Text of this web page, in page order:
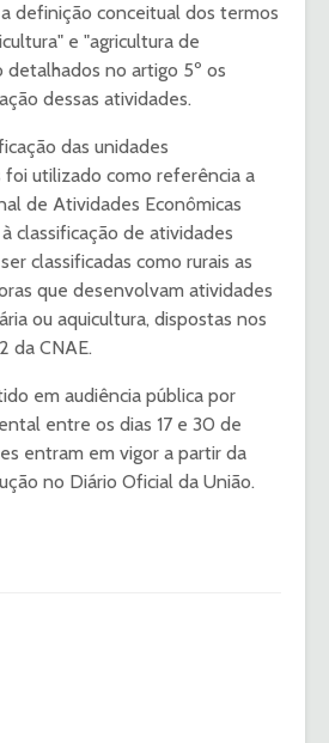
definição conceitual dos termos
e "agricultura de
detalhados no artigo 5º os
dessas atividades.
das unidades
foi utilizado como referência a
de Atividades Econômicas
classificação de atividades
classificadas como rurais as
que desenvolvam atividades
ou aquicultura, dispostas nos
da CNAE.
em audiência pública por
entre os dias 17 e 30 de
entram em vigor a partir da
no Diário Oficial da União.